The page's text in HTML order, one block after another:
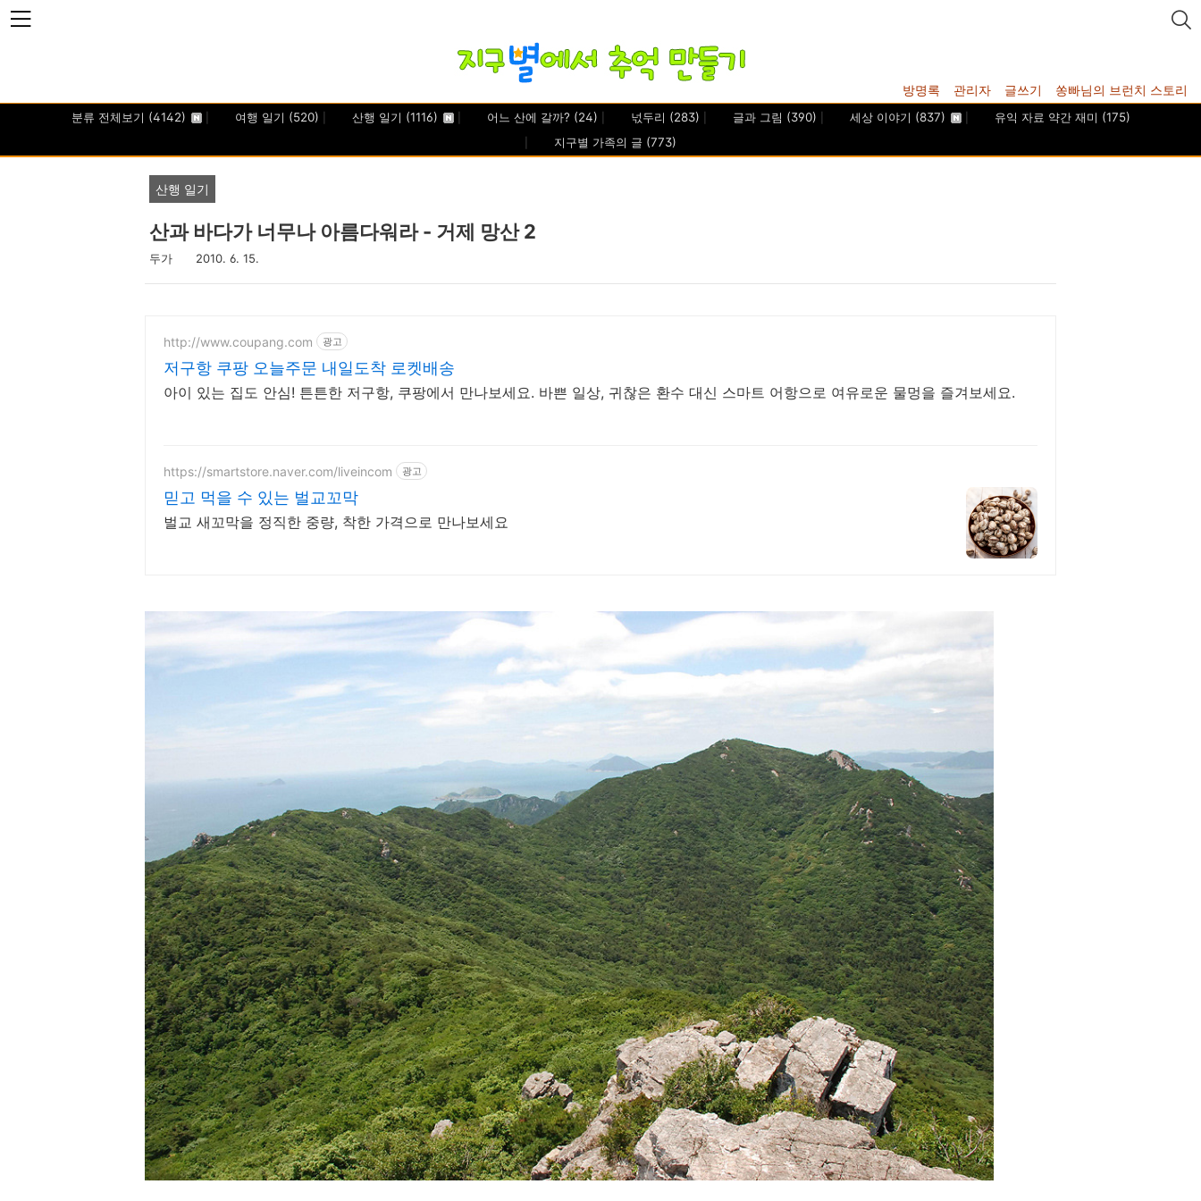
본문 바로가기
방명록 관리자 글쓰기 쏭빠님의 브런치 스토리
분류 전체보기 (4142) 여행 일기 (520) 산행 일기 (1116) 어느 산에 갈까? (24) 넋두리 (283) 글과 그림 (390) 세상 이야기 (837) 유익 자료 약간 재미 (175)
지구별 가족의 글 (773)
산행 일기
산과 바다가 너무나 아름다워라 - 거제 망산 2
두가 2010. 6. 15.
http://www.coupang.com 광고
저구항 쿠팡 오늘주문 내일도착 로켓배송
아이 있는 집도 안심! 튼튼한 저구항, 쿠팡에서 만나보세요. 바쁜 일상, 귀찮은 환수 대신 스마트 어항으로 여유로운 물멍을 즐겨보세요.
https://smartstore.naver.com/liveincom 광고
믿고 먹을 수 있는 벌교꼬막
벌교 새꼬막을 정직한 중량, 착한 가격으로 만나보세요